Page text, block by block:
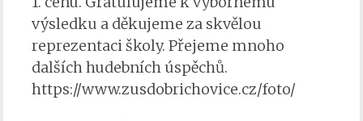
výsledku a děkujeme za skvělou
reprezentaci školy. Přejeme mnoho
dalších hudebních úspěchů.
https://www.zusdobrichovice.cz/foto/